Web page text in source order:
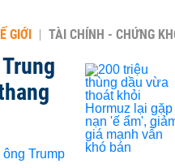
GIỚI TÀI CHÍNH - CHỨNG